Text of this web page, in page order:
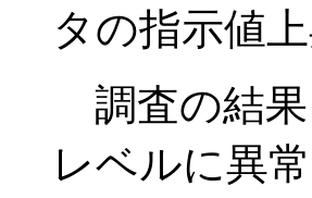
タの指示値
調査の結果
レベルに異